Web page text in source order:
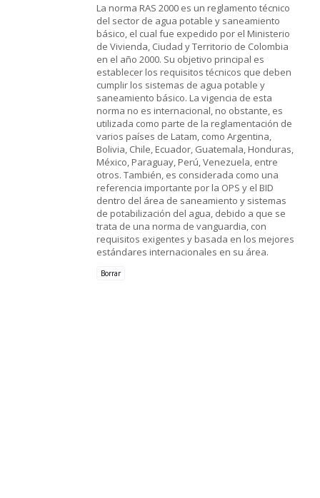
La norma RAS 2000 es un reglamento técnico
del sector de agua potable y saneamiento
básico, el cual fue expedido por el Ministerio
de Vivienda, Ciudad y Territorio de Colombia
en el año 2000. Su objetivo principal es
establecer los requisitos técnicos que deben
cumplir los sistemas de agua potable y
saneamiento básico. La vigencia de esta
norma no es internacional, no obstante, es
utilizada como parte de la reglamentación de
varios países de Latam, como Argentina,
Bolivia, Chile, Ecuador, Guatemala, Honduras,
México, Paraguay, Perú, Venezuela, entre
otros. También, es considerada como una
referencia importante por la OPS y el BID
dentro del área de saneamiento y sistemas
de potabilización del agua, debido a que se
trata de una norma de vanguardia, con
requisitos exigentes y basada en los mejores
estándares internacionales en su área.
Borrar